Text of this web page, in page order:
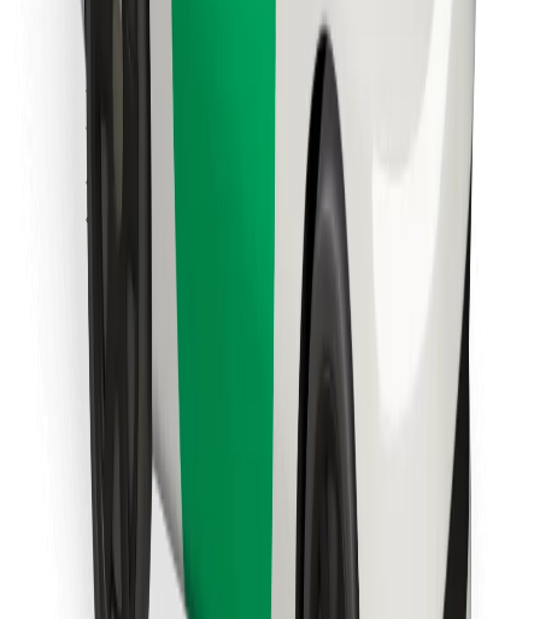
Securitate
Obține o cursă în câteva minute!
Descarcă aplicația Bolt
Găsește mâncarea preferată!
Descarcă aplicația Bolt Food